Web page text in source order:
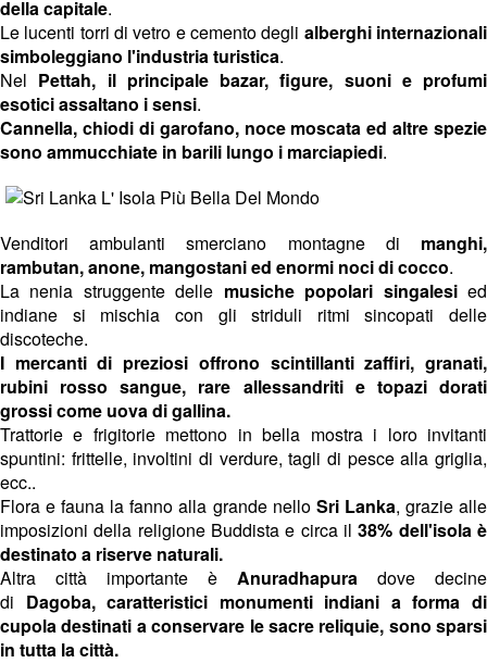
della capitale.
Le lucenti torri di vetro e cemento degli alberghi internazionali
simboleggiano l'industria turistica.
Nel Pettah, il principale bazar, figure, suoni e profumi
esotici assaltano i sensi.
Cannella, chiodi di garofano, noce moscata ed altre spezie
sono ammucchiate in barili lungo i marciapiedi.
Venditori ambulanti smerciano montagne di manghi,
rambutan, anone, mangostani ed enormi noci di cocco.
La nenia struggente delle musiche popolari singalesied
indiane si mischia con gli striduli ritmi sincopati delle
discoteche.
I mercanti di preziosi offrono scintillanti zaffiri, granati,
rubini rosso sangue, rare allessandriti e topazi dorati
grossi come uova di gallina.
Trattorie e frigitorie mettono in bella mostra i loro invitanti
spuntini: frittelle, involtini di verdure, tagli di pesce alla griglia,
ecc..
Flora e fauna la fanno alla grande nello Sri Lanka, grazie alle
imposizioni della religione Buddista e circa il38% dell'isola è
destinato a riserve naturali.
Altra città importante è Anuradhapura dove decine
di Dagoba, caratteristici monumenti indiani a forma di
cupola destinati a conservare le sacre reliquie, sono sparsi
in tutta la città.